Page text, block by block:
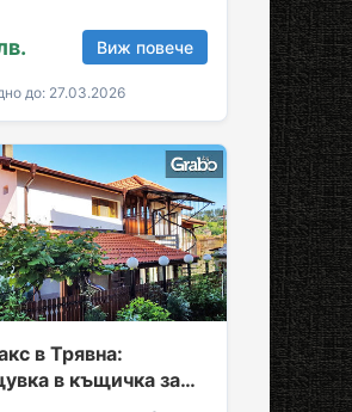
и култура!
ваучер за…Виж повече
до: 27.03.2026
в Трявна:
в къщичка за
души